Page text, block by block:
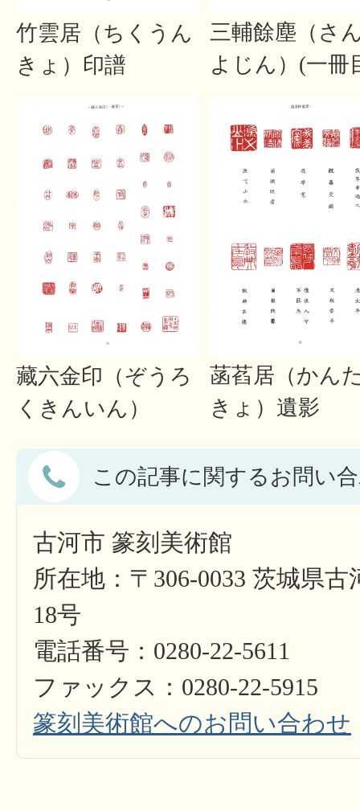
竹雲居（ちくうん
きょ）印譜
三輔餘塵（さ
よじん）(一冊
藏六金印（ぞうろ
くきんいん）
菡萏居（かん
きょ）遺影
この記事に関するお問い
古河市 篆刻美術館
所在地：〒306-0033 茨城県
18号
電話番号：0280-22-5611
ファックス：0280-22-5915
篆刻美術館へのお問い合わせ